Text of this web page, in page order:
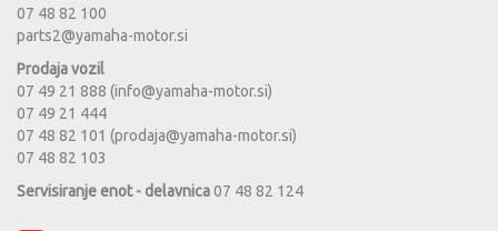
07 48 82 100
parts2@yamaha-motor.si
Prodaja vozil
07 49 21 888 (info@yamaha-motor.si)
07 49 21 444
07 48 82 101 (prodaja@yamaha-motor.si)
07 48 82 103
Servisiranje enot - delavnica07 48 82 124